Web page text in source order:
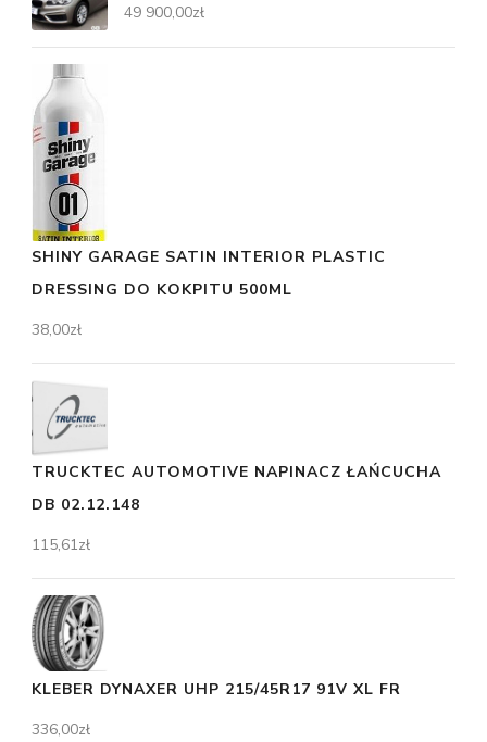
49 900,00zł
SHINY GARAGE SATIN INTERIOR PLASTIC
DRESSING DO KOKPITU 500ML
38,00zł
TRUCKTEC AUTOMOTIVE NAPINACZ ŁAŃCUCHA
DB 02.12.148
115,61zł
KLEBER DYNAXER UHP 215/45R17 91V XL FR
336,00zł